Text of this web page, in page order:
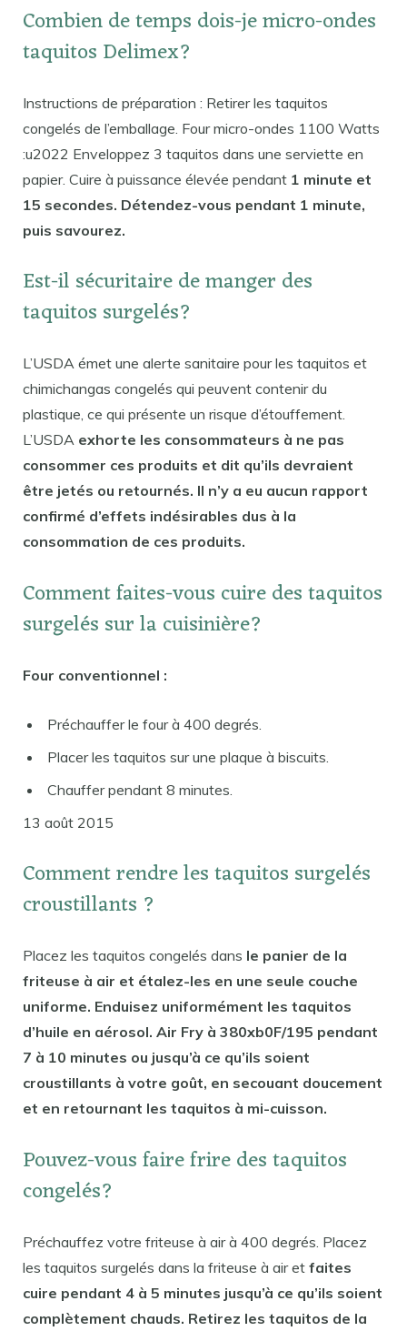
Combien de temps dois-je micro-ondes
taquitos Delimex?
Instructions de préparation : Retirer les taquitos
congelés de l’emballage. Four micro-ondes 1100 Watts
:u2022 Enveloppez 3 taquitos dans une serviette en
papier. Cuire à puissance élevée pendant 1 minute et
15 secondes. Détendez-vous pendant 1 minute,
puis savourez.
Est-il sécuritaire de manger des
taquitos surgelés?
L’USDA émet une alerte sanitaire pour les taquitos et
chimichangas congelés qui peuvent contenir du
plastique, ce qui présente un risque d’étouffement.
L’USDA exhorte les consommateurs à ne pas
consommer ces produits et dit qu’ils devraient
être jetés ou retournés. Il n’y a eu aucun rapport
confirmé d’effets indésirables dus à la
consommation de ces produits.
Comment faites-vous cuire des taquitos
surgelés sur la cuisinière?
Four conventionnel :
Préchauffer le four à 400 degrés.
Placer les taquitos sur une plaque à biscuits.
Chauffer pendant 8 minutes.
13 août 2015
Comment rendre les taquitos surgelés
croustillants ?
Placez les taquitos congelés dans le panier de la
friteuse à air et étalez-les en une seule couche
uniforme. Enduisez uniformément les taquitos
d’huile en aérosol. Air Fry à 380xb0F/195 pendant
7 à 10 minutes ou jusqu’à ce qu’ils soient
croustillants à votre goût, en secouant doucement
et en retournant les taquitos à mi-cuisson.
Pouvez-vous faire frire des taquitos
congelés?
Préchauffez votre friteuse à air à 400 degrés. Placez
les taquitos surgelés dans la friteuse à air et faites
cuire pendant 4 à 5 minutes jusqu’à ce qu’ils soient
complètement chauds. Retirez les taquitos de la